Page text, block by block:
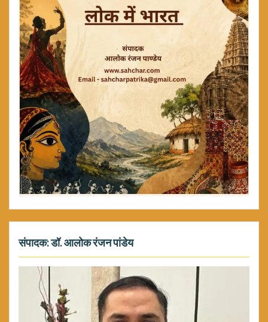
संपादक: डॉ. आलोक रंजन पांडेय